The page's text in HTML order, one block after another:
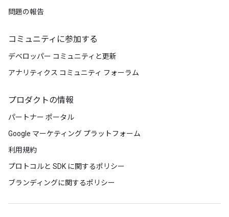
問題の報告
コミュニティに参加する
デベロッパー コミュニティと更新
アナリティクス コミュニティ フォーラム
プロダクトの情報
パートナー ポータル
Google マーケティング プラットフォーム
利用規約
プロトコルと SDK に関するポリシー
ブランディングに関するポリシー